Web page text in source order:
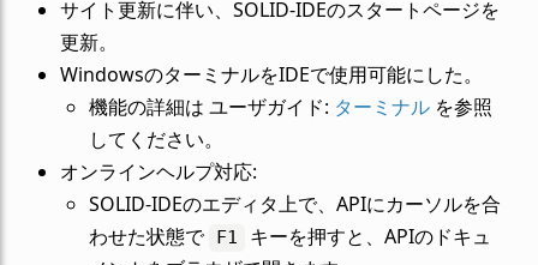
サイト更新に伴い、SOLID-IDEのスタートページを
更新。
WindowsのターミナルをIDEで使用可能にした。
機能の詳細は ユーザガイド: ターミナルを参照
してください。
オンラインヘルプ対応:
SOLID-IDEのエディタ上で、APIにカーソルを合
わせた状態で F1
キーを押すと、APIのドキュ